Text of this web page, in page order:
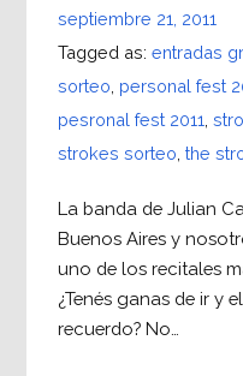
septiembre 21, 2011
Tagged as: entradas
sorteo personal fest
pesronal fest 2011
strokes sorteo the
La banda de Julian
Buenos Aires y
uno de los recitales
¿Tenés ganas de ir y
recuerdo? No…